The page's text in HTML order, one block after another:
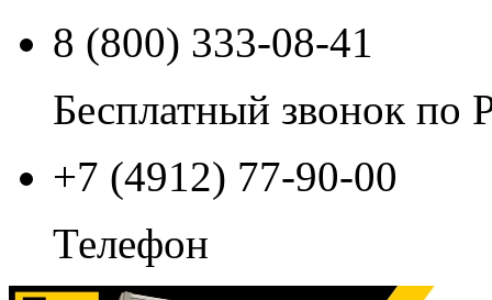
8 (800) 333-08-41
Бесплатный звонок по
+7 (4912) 77-90-00
Телефон